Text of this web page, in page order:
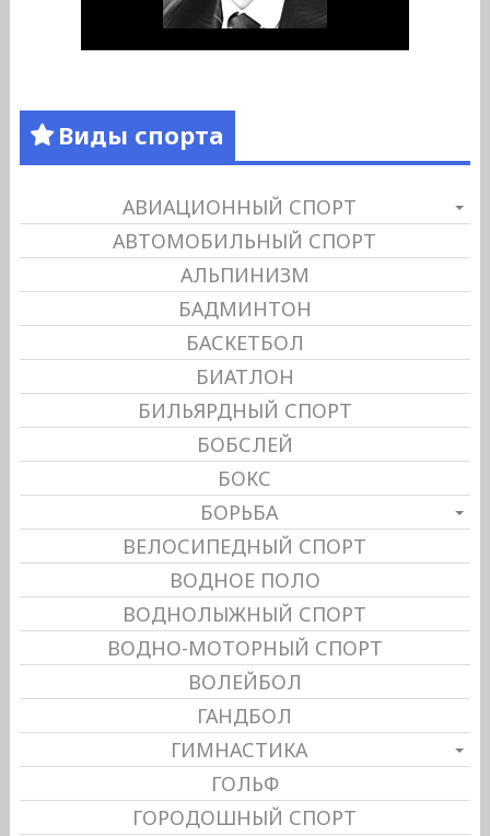
Виды спорта
АВИАЦИОННЫЙ СПОРТ
АВТОМОБИЛЬНЫЙ СПОРТ
АЛЬПИНИЗМ
БАДМИНТОН
БАСКЕТБОЛ
БИАТЛОН
БИЛЬЯРДНЫЙ СПОРТ
БОБСЛЕЙ
БОКС
БОРЬБА
ВЕЛОСИПЕДНЫЙ СПОРТ
ВОДНОЕ ПОЛО
ВОДНОЛЫЖНЫЙ СПОРТ
ВОДНО-МОТОРНЫЙ СПОРТ
ВОЛЕЙБОЛ
ГАНДБОЛ
ГИМНАСТИКА
ГОЛЬФ
ГОРОДОШНЫЙ СПОРТ